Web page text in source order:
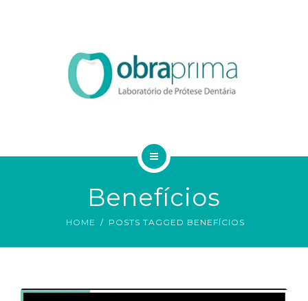
ORDEM DE SERVIÇO
Benefícios
HOME POSTS TAGGED BENEFÍCIOS